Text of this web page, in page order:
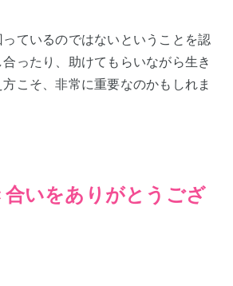
っているのではないということを認
ったり、助けてもらいながら生き
こそ、非常に重要なのかもしれま
いをありがとうござ